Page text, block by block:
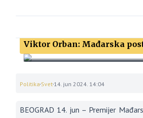
Viktor Orban: Mađarska
Politika Svet 14. jun 2024. 14:04
BEOGRAD 14. jun – Premijer